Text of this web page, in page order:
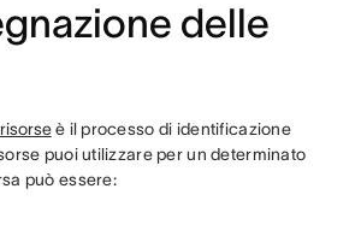
delle
è il processo di identificazione
puoi utilizzare per un determinato
può essere: